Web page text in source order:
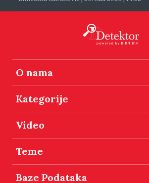
O nama
Kategorije
Video
Teme
Baze Podataka